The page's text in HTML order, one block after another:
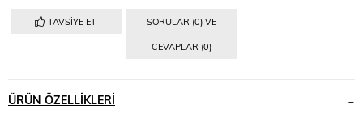
TAVSIYE ET SORULAR (0) VE
CEVAPLAR (0)
ÜRÜN ÖZELLIKLERI